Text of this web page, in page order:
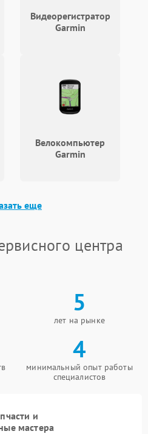
Видеорегистратор
Garmin
Велокомпьютер
Garmin
еще
центра
5
лет на рынке
4
минимальный опыт работы
специалистов
и
мастера